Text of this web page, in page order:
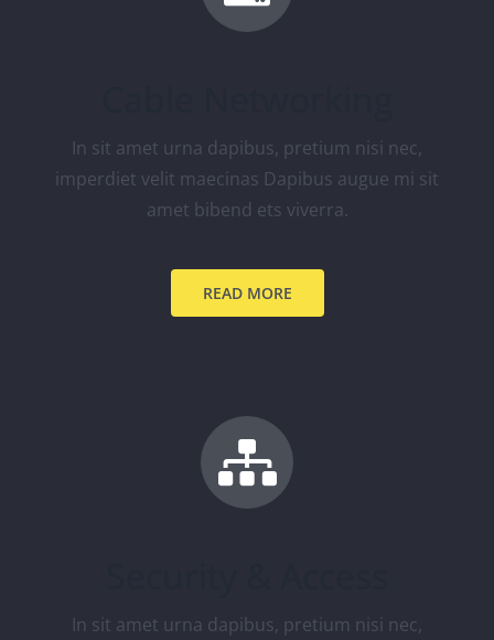
In sit amet urna dapibus, pretium nisi nec,
imperdiet velit maecinas Dapibus augue mi sit
amet bibend ets viverra.
READ MORE
In sit amet urna dapibus, pretium nisi nec,